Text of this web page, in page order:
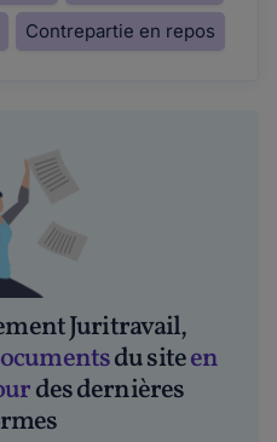
Contrepartie en repos
Juritravail,
du siteen
des dernières